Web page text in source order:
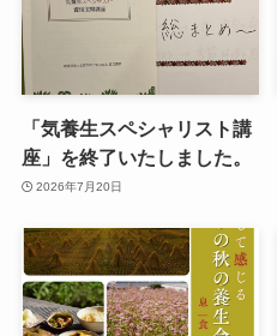
「気養生スペシャリスト講
座」を終了いたしました。
2026年7月20日